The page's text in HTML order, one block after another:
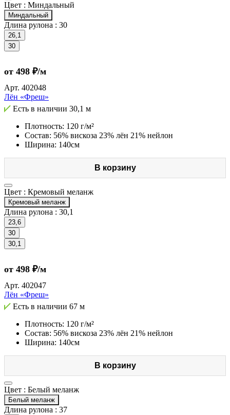
Цвет : Миндальный
Миндальный
Длина рулона : 30
26,1
30
от 498 ₽/м
Арт. 402048
Лён «Фреш»
Есть в наличии 30,1 м
Плотность: 120 г/м²
Состав: 56% вискоза 23% лён 21% нейлон
Ширина: 140см
В корзину
Цвет : Кремовый меланж
Кремовый меланж
Длина рулона : 30,1
23,6
30
30,1
от 498 ₽/м
Арт. 402047
Лён «Фреш»
Есть в наличии 67 м
Плотность: 120 г/м²
Состав: 56% вискоза 23% лён 21% нейлон
Ширина: 140см
В корзину
Цвет : Белый меланж
Белый меланж
Длина рулона : 37